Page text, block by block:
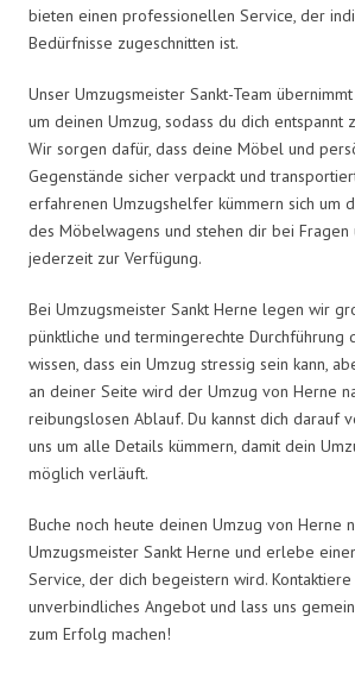
bieten einen professionellen Service, der
Bedürfnisse zugeschnitten ist.
Unser Umzugsmeister Sankt-Team
um deinen Umzug, sodass du dich entspannt
Wir sorgen dafür, dass deine Möbel und
Gegenstände sicher verpackt und
erfahrenen Umzugshelfer kümmern sich um
des Möbelwagens und stehen dir bei Fragen
jederzeit zur Verfügung.
Bei Umzugsmeister Sankt Herne legen wir
pünktliche und termingerechte Durchführung
wissen, dass ein Umzug stressig sein kann,
an deiner Seite wird der Umzug von Herne
reibungslosen Ablauf. Du kannst dich darauf
uns um alle Details kümmern, damit dein
möglich verläuft.
Buche noch heute deinen Umzug von Herne
Umzugsmeister Sankt Herne und erlebe
Service, der dich begeistern wird.
unverbindliches Angebot und lass uns
zum Erfolg machen!